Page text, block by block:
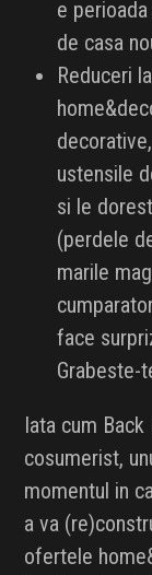
e
de casa
Reduceri
ustensile
si le
(perdele
marile
face
Grabeste-
Iata cum
cosumerist,
momentul in
a va
ofertele